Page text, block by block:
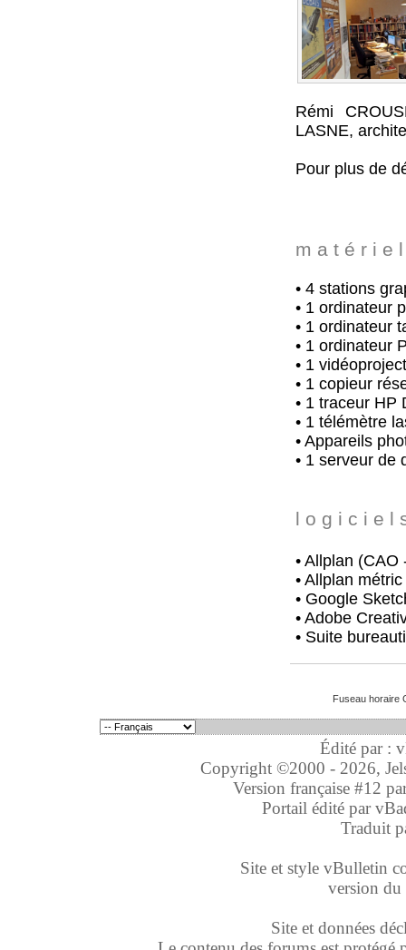
Rémi
LASNE,
Pour plus de
m a t é r i e
• 4 stations
• 1 ordinateur
• 1 ordinateur
• 1 ordinateur
• 1
• 1 copieur
• 1 traceur HP
• 1 télémètre
• Appareils
• 1 serveur de
l o g i c i e l
• Allplan (CAO
• Allplan
• Google
• Adobe
• Suite
Fuseau horaire
Édité par :
Copyright ©2000 - 2026,
Version française #12
Portail édité par
Traduit
Site et style vBulletin
version
Site et données